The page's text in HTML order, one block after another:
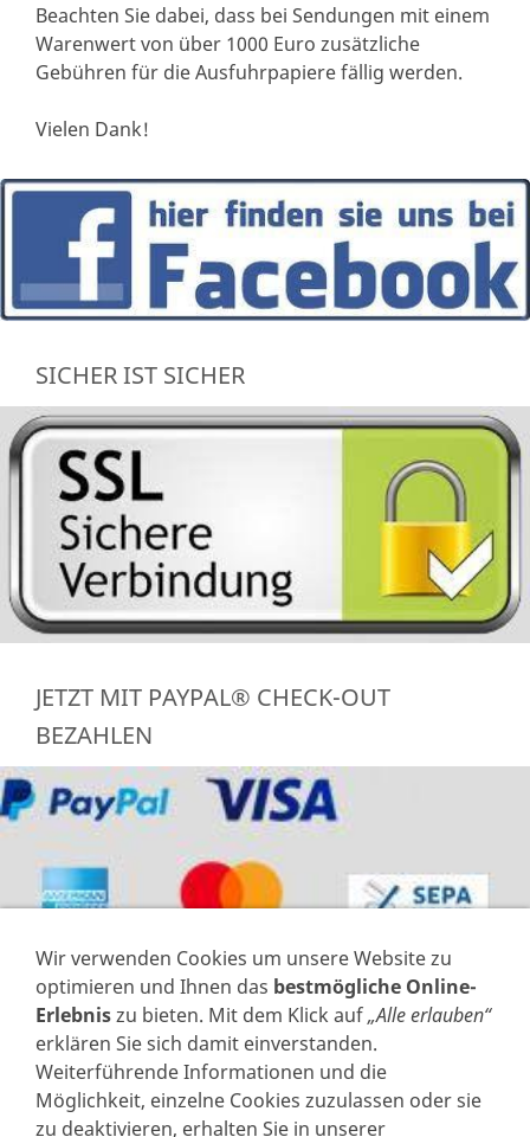
Beachten Sie dabei, dass bei Sendungen mit einem
Warenwert von über 1000 Euro zusätzliche
Gebühren für die Ausfuhrpapiere fällig werden.
Vielen Dank!
SICHER IST SICHER
JETZT MIT PAYPAL® CHECK-OUT
BEZAHLEN
VERTRAG WIDERRUFEN
Wir verwenden Cookies um unsere Website zu
optimieren und Ihnen das bestmögliche Online-
Erlebniszu bieten. Mit dem Klick auf„Alle erlauben“
erklären Sie sich damit einverstanden.
Weiterführende Informationen und die
Möglichkeit, einzelne Cookies zuzulassen oder sie
zu deaktivieren, erhalten Sie in unserer